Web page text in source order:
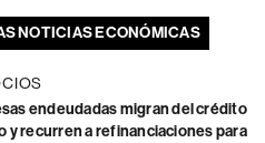
NOTICIAS ECONÓMICAS
endeudadas migran del crédito
y recurren a refinanciaciones para